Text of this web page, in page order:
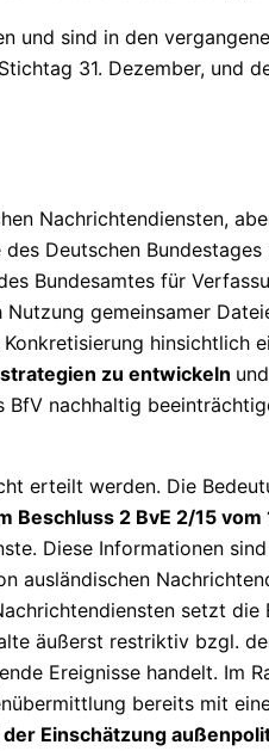
sind in den
31. Dezember, und
Nachrichtendiensten,
Deutschen Bundestages
Bundesamtes für
gemeinsamer
hinsichtlich
zu entwickeln
nachhaltig
erteilt werden. Die
2 BvE 2/15
Diese Informationen
ausländischen
setzt
äußerst restriktiv bzgl.
Ereignisse handelt. Im
bereits mit
der Einschätzung